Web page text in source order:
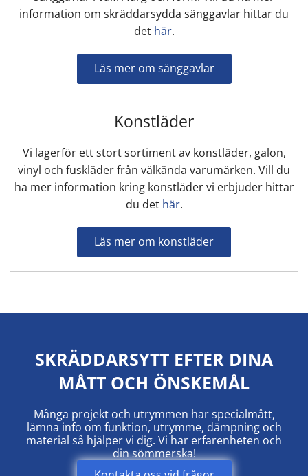
information om skräddarsydda sänggavlar hittar du
det här.
Läs mer om sänggavlar
Konstläder
Vi lagerför ett stort sortiment av konstläder, galon,
vinyl och fuskläder från välkända varumärken. Vill du
ha mer information kring konstläder vi erbjuder hittar
du det här.
Läs mer om konstläder
SKRÄDDARSYTT EFTER DINA
MÅTT OCH ÖNSKEMÅL
Många projekt och utrymmen har specialmått,
lämna info om funktion, utrymme, dämpning och
material så hjälper vi dig. Vi har erfarenheten och
din sömmerska!